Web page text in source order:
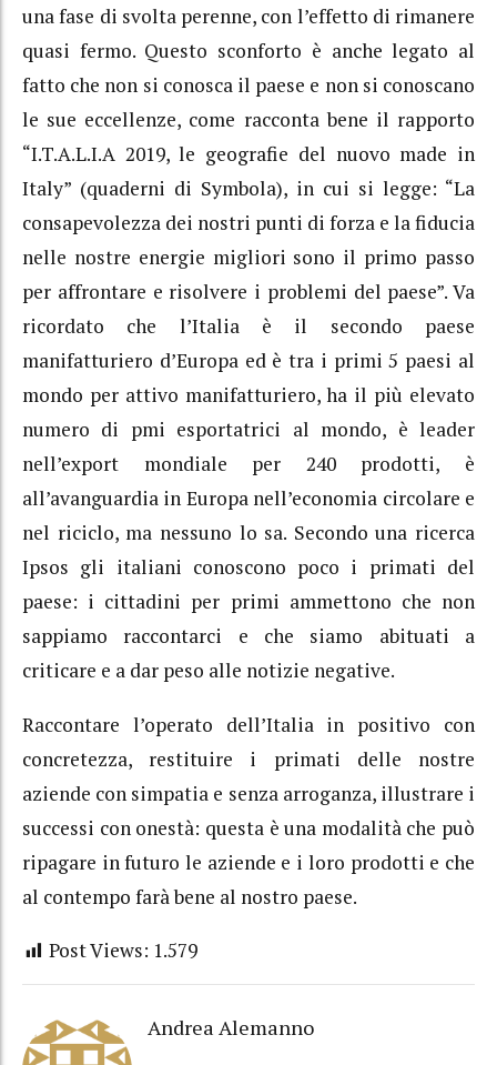
una fase di svolta perenne, con l’effetto di rimanere
quasi fermo. Questo sconforto è anche legato al
fatto che non si conosca il paese e non si conoscano
le sue eccellenze, come racconta bene il rapporto
“I.T.A.L.I.A 2019, le geografie del nuovo made in
Italy” (quaderni di Symbola), in cui si legge: “La
consapevolezza dei nostri punti di forza e la fiducia
nelle nostre energie migliori sono il primo passo
per affrontare e risolvere i problemi del paese”. Va
ricordato che l’Italia è il secondo paese
manifatturiero d’Europa ed è tra i primi 5 paesi al
mondo per attivo manifatturiero, ha il più elevato
numero di pmi esportatrici al mondo, è leader
nell’export mondiale per 240 prodotti, è
all’avanguardia in Europa nell’economia circolare e
nel riciclo, ma nessuno lo sa. Secondo una ricerca
Ipsos gli italiani conoscono poco i primati del
paese: i cittadini per primi ammettono che non
sappiamo raccontarci e che siamo abituati a
criticare e a dar peso alle notizie negative.
Raccontare l’operato dell’Italia in positivo con
concretezza, restituire i primati delle nostre
aziende con simpatia e senza arroganza, illustrare i
successi con onestà: questa è una modalità che può
ripagare in futuro le aziende e i loro prodotti e che
al contempo farà bene al nostro paese.
Post Views: 1.579
Andrea Alemanno